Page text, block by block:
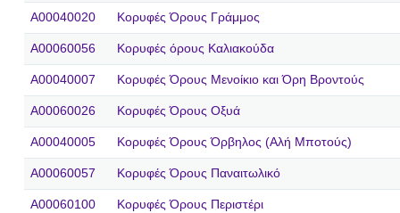
A00040020 Κορυφές Όρους Γράμμος
A00060056 Κορυφές όρους Καλιακούδα
A00040007 Κορυφές Όρους Μενοίκιο και Όρη Βροντούς
A00060026 Κορυφές Όρους Οξυά
A00040005 Κορυφές Όρους Όρβηλος (Αλή Μποτούς)
A00060057 Κορυφές Όρους Παναιτωλικό
A00060100 Κορυφές Όρους Περιστέρι